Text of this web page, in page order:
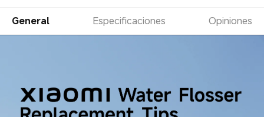
General Especificaciones Opiniones